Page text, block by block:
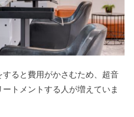
ると費用がかさむため、超音
トメントする人が増えていま